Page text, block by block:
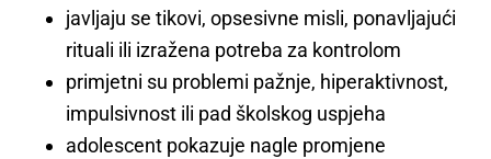
javljaju se tikovi, opsesivne misli, ponavljajući
rituali ili izražena potreba za kontrolom
primjetni su problemi pažnje, hiperaktivnost,
impulsivnost ili pad školskog uspjeha
adolescent pokazuje nagle promjene